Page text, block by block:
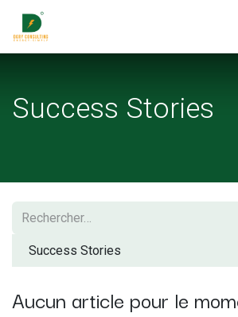
Success Stories
Success Stories
Aucun article pour le